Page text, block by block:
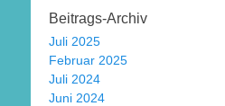
Beitrags-Archiv
Juli 2025
Februar 2025
Juli 2024
Juni 2024